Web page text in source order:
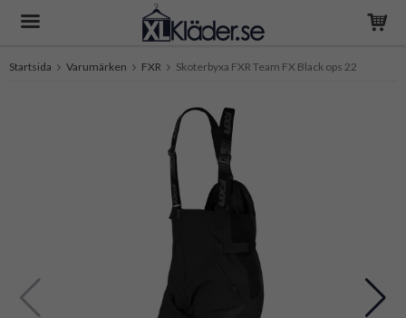
Startsida Varumärken FXR Skoterbyxa FXR Team FX Black ops 22